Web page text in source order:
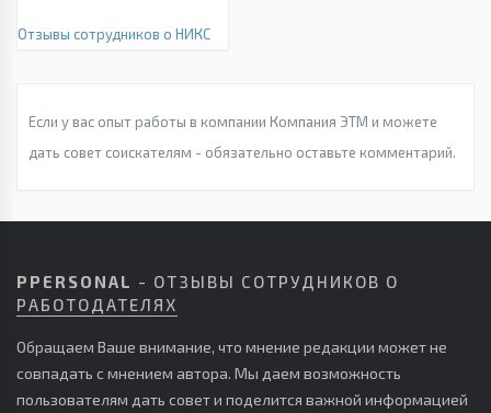
Отзывы сотрудников о НИКС
Если у вас опыт работы в компании Компания ЭТМ и можете
дать совет соискателям - обязательно оставьте комментарий.
PPERSONAL - ОТЗЫВЫ СОТРУДНИКОВ О
РАБОТОДАТЕЛЯХ
Обращаем Ваше внимание, что мнение редакции может не
совпадать с мнением автора. Мы даем возможность
пользователям дать совет и поделится важной информацией